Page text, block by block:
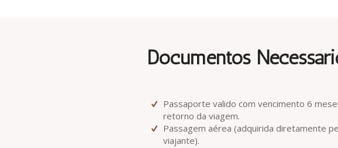
Documentos
Passaporte valido com vencimento 6
retorno da viagem.
Passagem aérea (adquirida diretamente
viajante).